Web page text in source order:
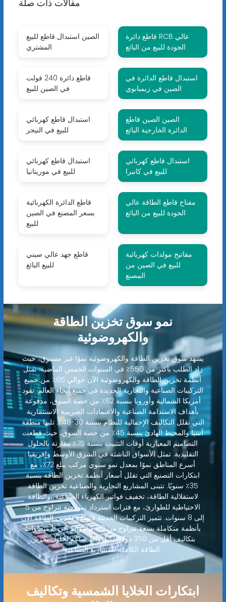
مقالات ذات صلة
الصين استبدال قاطع للبيع
المشتري
قاطع دائرة RCB عالي
الجودة للبيع من البائع
قاطع دائرة 240 فولت
في الصين للبيع
استبدال قاطع الدائرة في
الصين في زيمبابوي
استبدال قاطع كهربائي
للبيع في النيجر
الصين الصين قاطع
الدائرة الخارجية البائع
استبدال قاطع كهربائي
للبيع في موريتانيا
استبدال قاطع كهربائي
للبيع في كانبرا
قاطع الدائرة الكهربائية
بسعر المصنع في الصين
للبيع
مفتاح قاطع الطاقة عالي
الجودة للبيع من البائع
قاطع جهد عالي صيني
للبيع البائع
مفاتيح مولدات كهربائية
للبيع في الصين من
المصنع
نمو سوق تخزين الطاقة
والكهروضوئية
يشهد سوق تخزين الطاقة والكهروضوئية نموًا غير مسبوق، حيث
زاد الطلب بأكثر من 550٪ في السنوات الخمس الماضية. تمثل
أنظمة تخزين الطاقة والكهروضوئية الآن حوالي 65٪ من جميع
التركيبات الصناعية والتجارية الجديدة في جميع أنحاء العالم. تقود
أمريكا الشمالية وأوروبا بنسبة 62٪ من حصة السوق، مدفوعة
بأهداف الاستدامة الصناعية والاعتمادات الضريبية الاستثمارية
التي تقلل التكاليف الإجمالية للنظام بنسبة 30-48٪. تليها منطقة
آسيا والمحيط الهادئ بنسبة 45٪ من حصة السوق، حيث قطعت
التصاميم المعيارية أوقات التثبيت بنسبة 75٪ مقارنة بالحلول
التقليدية. تمثل الأسواق الناشئة في الشرق الأوسط وإفريقيا
أسرع المناطق نموًا بمعدل نمو سنوي مركب يبلغ 72٪، مع
ابتكارات التصنيع التي تقلل أسعار أنظمة تخزين الطاقة بنسبة
35٪ سنويًا. تتبنى المشاريع التجارية والصناعية تخزين الطاقة
لاستقلالية الطاقة، تخفيف فواتير الكهرباء الصناعية، والطاقة
الاحتياطية للطوارئ، مع فترات استرداد نموذجية تتراوح من 5
إلى 8 سنوات. تتميز التركيبات الحديثة لأنظمة تخزين الطاقة الآن
بأنظمة متكاملة بسعة تتراوح من 80 كيلوواط إلى 8 ميجاواط
بتكاليف أقل من 350 دولارًا/كيلوواط ساعة لحلول تخزين
الطاقة الكاملة للمشاريع الصناعية.
ابتكارات الخلايا الشمسية وتكاليف